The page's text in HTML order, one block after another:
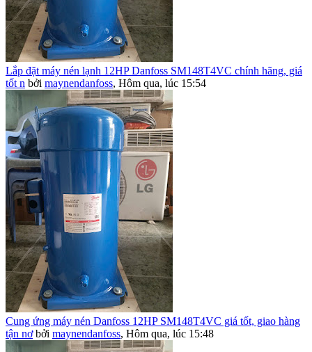
Lắp đặt máy nén lạnh 12HP Danfoss SM148T4VC chính hãng, giá
tốt n bởi maynendanfoss, Hôm qua, lúc 15:54
Cung ứng máy nén Danfoss 12HP SM148T4VC giá tốt, giao hàng
tận nơ bởi maynendanfoss, Hôm qua, lúc 15:48